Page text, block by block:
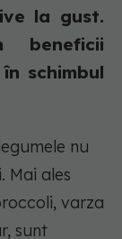
la gust.
beneficii
schimbul
nu
Mai ales
varza
sunt